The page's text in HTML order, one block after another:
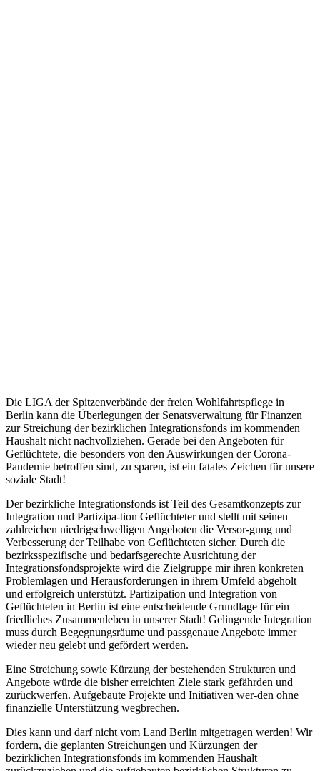
Die LIGA der Spitzenverbände der freien Wohlfahrtspflege in
Berlin kann die Überlegungen der Senatsverwaltung für Finanzen
zur Streichung der bezirklichen Integrationsfonds im kommenden
Haushalt nicht nachvollziehen. Gerade bei den Angeboten für
Geflüchtete, die besonders von den Auswirkungen der Corona-
Pandemie betroffen sind, zu sparen, ist ein fatales Zeichen für unsere
soziale Stadt!
Der bezirkliche Integrationsfonds ist Teil des Gesamtkonzepts zur
Integration und Partizipa-tion Geflüchteter und stellt mit seinen
zahlreichen niedrigschwelligen Angeboten die Versor-gung und
Verbesserung der Teilhabe von Geflüchteten sicher. Durch die
bezirksspezifische und bedarfsgerechte Ausrichtung der
Integrationsfondsprojekte wird die Zielgruppe mir ihren konkreten
Problemlagen und Herausforderungen in ihrem Umfeld abgeholt
und erfolgreich unterstützt. Partizipation und Integration von
Geflüchteten in Berlin ist eine entscheidende Grundlage für ein
friedliches Zusammenleben in unserer Stadt! Gelingende Integration
muss durch Begegnungsräume und passgenaue Angebote immer
wieder neu gelebt und gefördert werden.
Eine Streichung sowie Kürzung der bestehenden Strukturen und
Angebote würde die bisher erreichten Ziele stark gefährden und
zurückwerfen. Aufgebaute Projekte und Initiativen wer-den ohne
finanzielle Unterstützung wegbrechen.
Dies kann und darf nicht vom Land Berlin mitgetragen werden! Wir
fordern, die geplanten Streichungen und Kürzungen der
bezirklichen Integrationsfonds im kommenden Haushalt